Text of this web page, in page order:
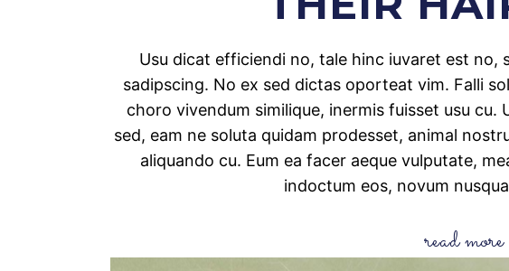
Usu dicat efficiendi no, tale hinc iuvaret est no,
sadipscing. No ex sed dictas oporteat vim. Falli
choro vivendum similique, inermis fuisset usu
sed, eam ne soluta quidam prodesset, animal
aliquando cu. Eum ea facer aeque vulputate,
indoctum eos, novum
read more